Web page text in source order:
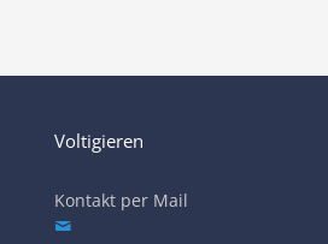
Voltigieren
Kontakt per Mail